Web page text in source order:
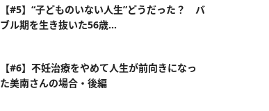
【#5】“子どものいない人生”どうだった？ バ
ブル期を生き抜いた56歳...
【#6】不妊治療をやめて人生が前向きになっ
た美南さんの場合・後編